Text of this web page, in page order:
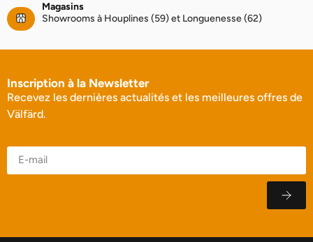
Magasins
Showrooms à Houplines (59) et Longuenesse (62)
Inscription à la Newsletter
Recevez les dernières actualités et les meilleures offres de
Välfärd.